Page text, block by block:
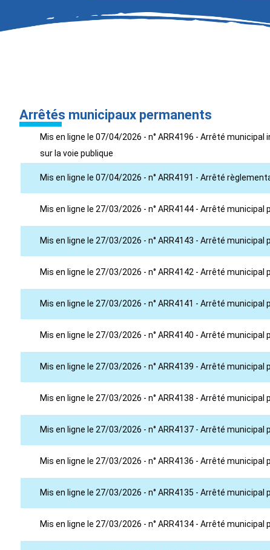
Arrêtés municipaux permanents
Mis en ligne le 07/04/2026 - n° ARR4196 - Arrêté
sur la voie publique
Mis en ligne le 07/04/2026 - n° ARR4191 - Arrêté
Mis en ligne le 27/03/2026 - n° ARR4144 - Arrêté
Mis en ligne le 27/03/2026 - n° ARR4143 - Arrêté
Mis en ligne le 27/03/2026 - n° ARR4142 - Arrêté
Mis en ligne le 27/03/2026 - n° ARR4141 - Arrêté
Mis en ligne le 27/03/2026 - n° ARR4140 - Arrêté
Mis en ligne le 27/03/2026 - n° ARR4139 - Arrêté
Mis en ligne le 27/03/2026 - n° ARR4138 - Arrêté
Mis en ligne le 27/03/2026 - n° ARR4137 - Arrêté
Mis en ligne le 27/03/2026 - n° ARR4136 - Arrêté
Mis en ligne le 27/03/2026 - n° ARR4135 - Arrêté
Mis en ligne le 27/03/2026 - n° ARR4134 - Arrêté